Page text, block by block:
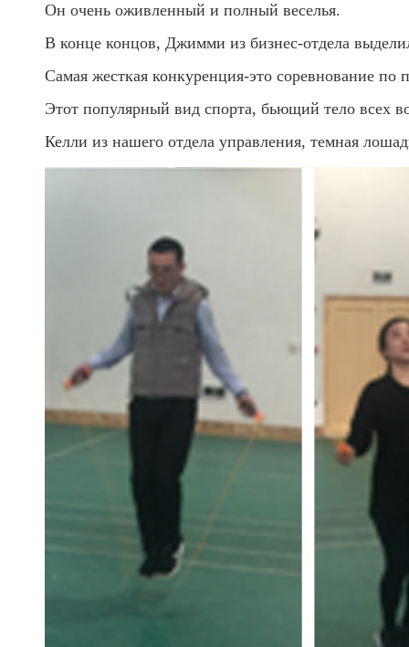
Он очень оживленный и полный веселья.
В конце концов, Джимми из бизнес-отдела
Самая жесткая конкуренция-это соревнование по
Этот популярный вид спорта, бьющий тело всех
Келли из нашего отдела управления, темная